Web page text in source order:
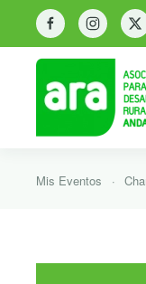
Mis Eventos